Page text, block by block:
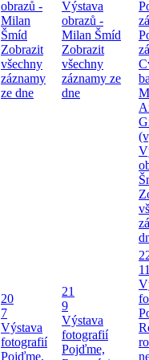
obrazů -
Milan
Šmíd
Zobrazit
všechny
záznamy
ze dne
Výstava
obrazů -
Milan Šmíd
Zobrazit
všechny
záznamy ze
dne
20
7
Výstava
fotografií
Pojďme,
21
9
Výstava
fotografií
Pojďme,